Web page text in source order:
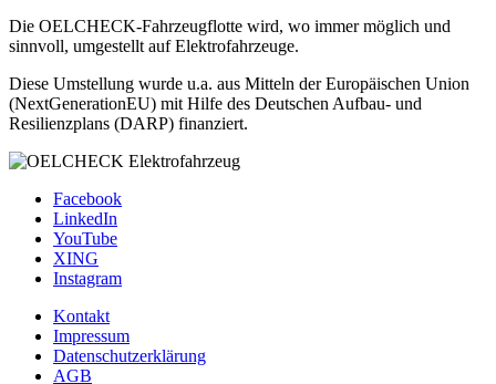
Die OELCHECK-Fahrzeugflotte wird, wo immer möglich und
sinnvoll, umgestellt auf Elektrofahrzeuge.
Diese Umstellung wurde u.a. aus Mitteln der Europäischen Union
(NextGenerationEU) mit Hilfe des Deutschen Aufbau- und
Resilienzplans (DARP) finanziert.
Facebook
LinkedIn
YouTube
XING
Instagram
Kontakt
Impressum
Datenschutzerklärung
AGB